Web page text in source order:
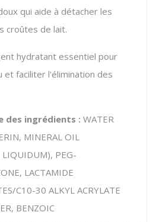
qui aide à détacher les
croûtes de lait.
hydratant essentiel pour
et faciliter l'élimination des
des ingrédients : WATER
MINERAL OIL
LIQUIDUM), PEG-
LACTAMIDE
C10-30 ALKYL ACRYLATE
BENZOIC